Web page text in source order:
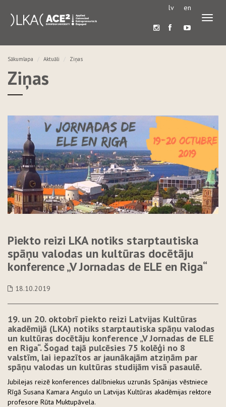
lv en
Sākumlapa Aktuāli Ziņas
Ziņas
Piekto reizi LKA notiks starptautiska
spāņu valodas un kultūras docētāju
konference „V Jornadas de ELE en Riga“
18.10.2019
19. un 20. oktobrī piekto reizi Latvijas Kultūras
akadēmijā (LKA) notiks starptautiska spāņu valodas
un kultūras docētāju konference „V Jornadas de ELE
en Riga“. Šogad tajā pulcēsies 75 kolēģi no 8
valstīm, lai iepazītos ar jaunākajām atziņām par
spāņu valodas un kultūras studijām visā pasaulē.
Jubilejas reizē konferences dalībniekus uzrunās Spānijas vēstniece
Rīgā Susana Kamara Angulo un Latvijas Kultūras akadēmijas rektore
profesore Rūta Muktupāvela.